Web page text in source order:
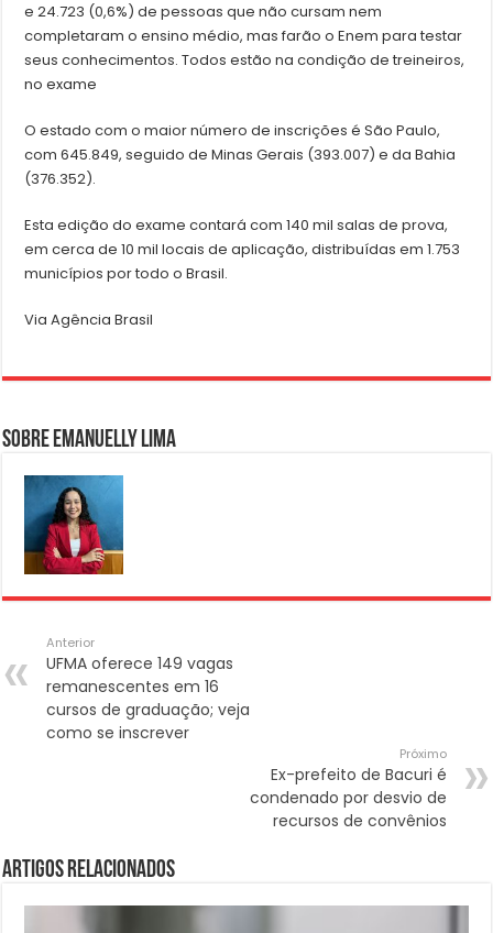
e 24.723 (0,6%) de pessoas que não cursam nem
completaram o ensino médio, mas farão o Enem para testar
seus conhecimentos. Todos estão na condição de treineiros,
no exame
O estado com o maior número de inscrições é São Paulo,
com 645.849, seguido de Minas Gerais (393.007) e da Bahia
(376.352).
Esta edição do exame contará com 140 mil salas de prova,
em cerca de 10 mil locais de aplicação, distribuídas em 1.753
municípios por todo o Brasil.
Via Agência Brasil
Sobre Emanuelly Lima
Anterior
UFMA oferece 149 vagas
remanescentes em 16
cursos de graduação; veja
como se inscrever
Próximo
Ex-prefeito de Bacuri é
condenado por desvio de
recursos de convênios
Artigos Relacionados